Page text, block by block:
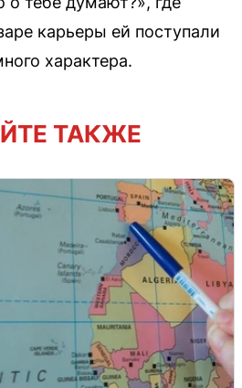
карьеры ей поступали
характера.
ТАКЖЕ